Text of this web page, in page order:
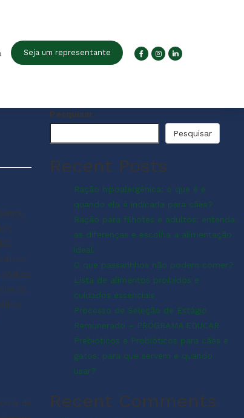
Seja um representante
S),
de
Pesquisar
Pesquisar
Recent Posts
Ração hipoalergênica: o que é e
quando ela é indicada para cães?
Ração para filhotes e adultos: entenda
as diferenças e escolha a alimentação
ideal
O que passarinhos não podem comer?
Lista de alimentos proibidos e
cuidados essenciais
Processo de Seleção de Estágio
Remunerado – PROGRAMA EDUCAR
Prebióticos e Probióticos para cães e
gatos: para que servem e quando
usar?
Recent Comments